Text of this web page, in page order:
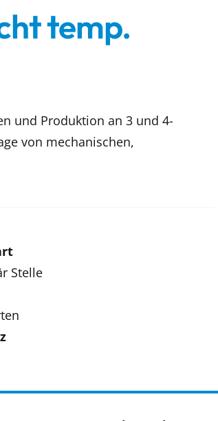
temp.
und Produktion an 3 und 4-
von mechanischen,
Stelle